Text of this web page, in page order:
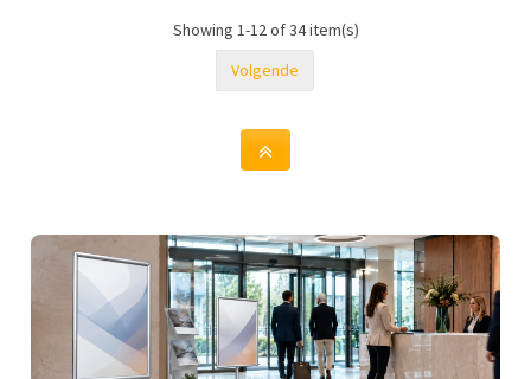
Showing 1-12 of 34 item(s)
Volgende